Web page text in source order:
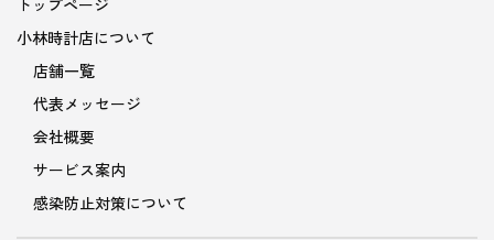
小林時計店について
店舗一覧
代表メッセージ
会社概要
サービス案内
感染防止対策について